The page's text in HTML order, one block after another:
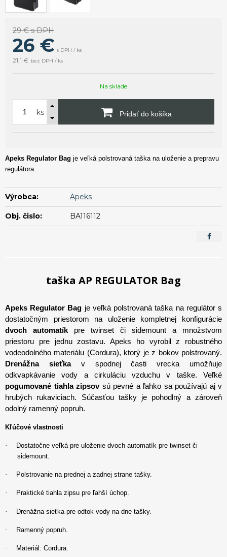
29 €s DPH
26 € s DPH / ks
21,1 € bez DPH / ks
Na sklade
ks Pridať do košíka
Apeks Regulator Bag je veľká polstrovaná taška na uloženie a prepravu
regulátora.
Výrobca: Apeks
Obj. čislo: BA116112
taška AP REGULATOR Bag
Apeks Regulator Bag je veľká polstrovaná taška na regulátor s
dostatočným priestorom na uloženie kompletnej konfigurácie
dvoch automatík pre twinset či sidemount a množstvom
priestoru pre jednu zostavu. Apeks ho vyrobil z robustného
vodeodolného materiálu (Cordura), ktorý je z bokov polstrovaný.
Drenážna sieťkav spodnej časti vrecka umožňuje
odkvapkávanie vody a cirkuláciu vzduchu v taške. Veľké
pogumované tiahla zipsovsú pevné a ľahko sa používajú aj v
hrubých rukaviciach.
Súčasťou tašky je pohodlný a zároveň
odolný ramenný popruh.
Kľúčové vlastnosti
· Dostatočne veľká pre uloženie dvoch automatík pre twinset či
sidemount.
· Polstrovanie na prednej a zadnej strane tašky.
· Praktické tiahla zipsu pre ľahší úchop.
· Drenážna sieťka pre odtok vody na dne tašky.
· Ramenný popruh.
· Materiál: Cordura.